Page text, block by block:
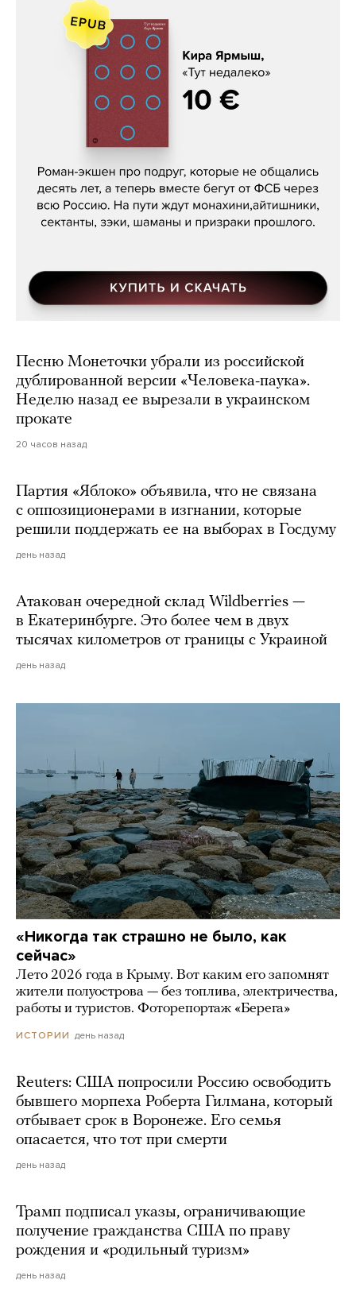
Кира Ярмыш, «Тут недалеко»
Песню Монеточки убрали из российской
дублированной версии «Человека-паука».
Неделю назад ее вырезали в украинском
прокате
20 часов назад
Партия «Яблоко» объявила, что не связана
с оппозиционерами в изгнании, которые
решили поддержать ее на выборах в Госдуму
день назад
Атакован очередной склад Wildberries —
в Екатеринбурге. Это более чем в двух
тысячах километров от границы с Украиной
день назад
«Никогда так страшно не было, как
сейчас»
Лето 2026 года в Крыму. Вот каким его запомнят
жители полуострова — без топлива, электричества,
работы и туристов. Фоторепортаж «Берега»
ИСТОРИИ день назад
Reuters: США попросили Россию освободить
бывшего морпеха Роберта Гилмана, который
отбывает срок в Воронеже. Его семья
опасается, что тот при смерти
день назад
Трамп подписал указы, ограничивающие
получение гражданства США по праву
рождения и «родильный туризм»
день назад